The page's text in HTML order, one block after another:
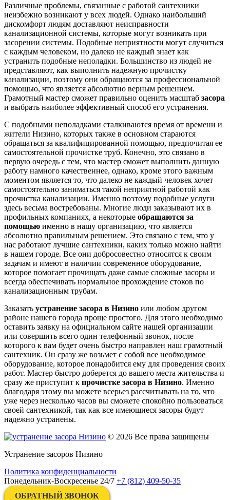
Различные проблемы, связанные с работой сантехники
неизбежно возникают у всех людей. Однако наибольший
дискомфорт людям доставляют неисправности
канализационной системы, которые могут возникать при
засорении системы. Подобные неприятности могут случиться
с каждым человеком, но далеко не каждый знает как
устранить подобные неполадки. Большинство из людей не
представляют, как выполнить надежную прочистку
канализации, поэтому они обращаются за профессиональной
помощью, что является абсолютно верным решением.
Грамотный мастер сможет правильно оценить масштаб засора
и выбрать наиболее эффективный способ его устранения.
С подобными неполадками сталкиваются время от времени и
жители Низино, которых также в основном стараются
обращаться за квалифицированной помощью, предпочитая ее
самостоятельной прочистке труб. Конечно, это связано в
первую очередь с тем, что мастер сможет выполнить данную
работу намного качественнее, однако, кроме этого важным
моментом является то, что далеко не каждый человек хочет
самостоятельно заниматься такой неприятной работой как
прочистка канализации. Именно поэтому подобные услуги
здесь весьма востребованы. Многие люди заказывают их в
профильных компаниях, а некоторые обращаются за
помощью именно в нашу организацию, что является
абсолютно правильным решением. Это связано с тем, что у
нас работают лучшие сантехники, каких только можно найти
в нашем городе. Все они добросовестно относятся к своим
задачам и имеют в наличии современное оборудование,
которое помогает прочищать даже самые сложные засоры и
всегда обеспечивать нормальное прохождение стоков по
канализационным трубам.
Заказать устранение засора в Низино или любом другом
районе нашего города проще простого. Для этого необходимо
оставить заявку на официальном сайте нашей организации
или совершить всего один телефонный звонок, после
которого к вам будет очень быстро направлен наш грамотный
сантехник. Он сразу же возьмет с собой все необходимое
оборудование, которое понадобится ему для проведения своих
работ. Мастер быстро доберется до вашего места жительства и
сразу же приступит к прочистке засора в Низино. Именно
благодаря этому вы можете всерьез рассчитывать на то, что
уже через несколько часов вы сможете спокойно пользоваться
своей сантехникой, так как все имеющиеся засоры будут
надежно устранены.
© 2026 Все права защищены
Устранение засоров Низино
Политика конфиденциальности
Понедельник-Воскресенье 24/7 +7 (812) 409-50-35
ОБРАТНЫЙ ЗВОНОК